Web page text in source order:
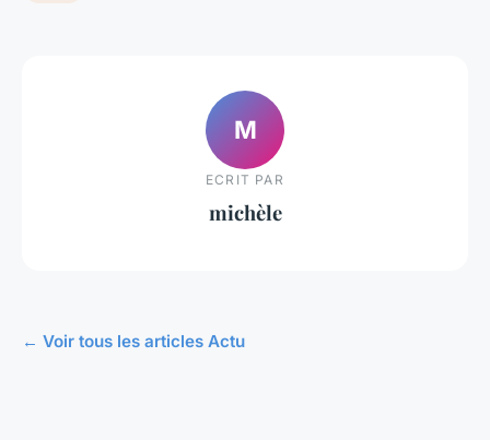
M
ECRIT PAR
michèle
← Voir tous les articles Actu